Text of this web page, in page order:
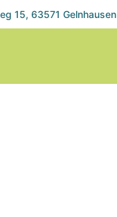
15, 63571 Gelnhausen